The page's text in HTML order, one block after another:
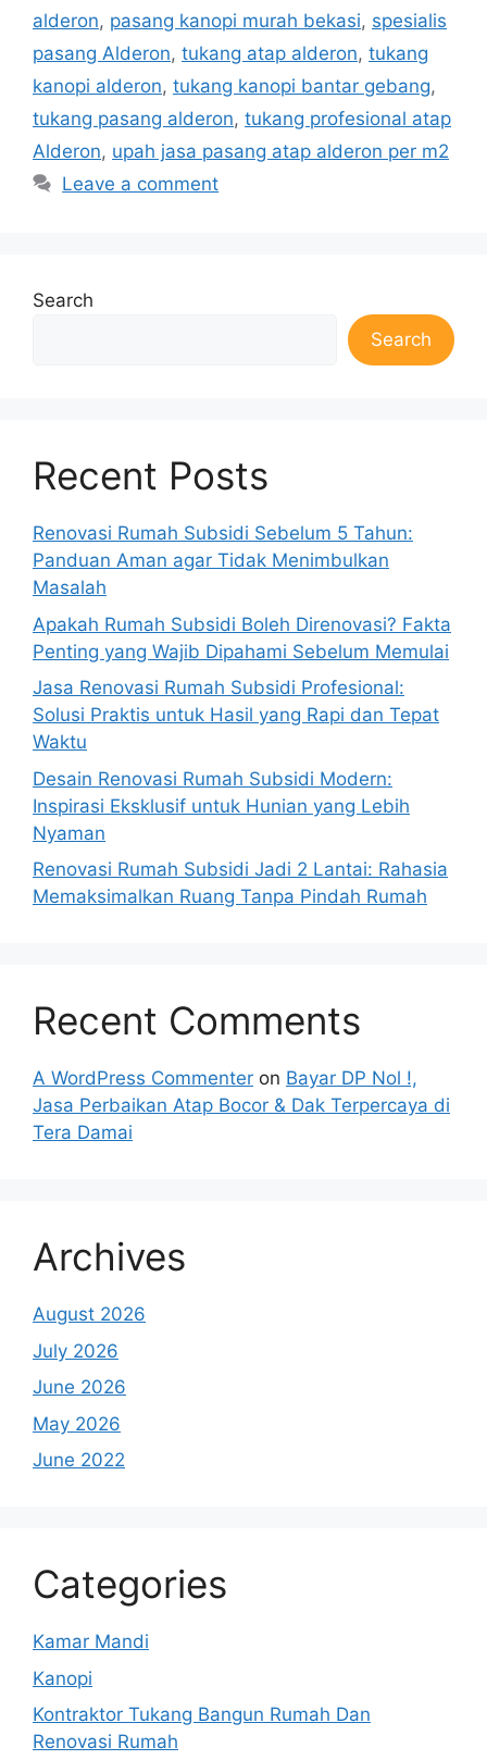
alderon, pasang kanopi murah bekasi, spesialis
pasang Alderon, tukang atap alderon, tukang
kanopi alderon, tukang kanopi bantar gebang,
tukang pasang alderon, tukang profesional atap
Alderon, upah jasa pasang atap alderon per m2
Leave a comment
Search
Search
Recent Posts
Renovasi Rumah Subsidi Sebelum 5 Tahun:
Panduan Aman agar Tidak Menimbulkan
Masalah
Apakah Rumah Subsidi Boleh Direnovasi? Fakta
Penting yang Wajib Dipahami Sebelum Memulai
Jasa Renovasi Rumah Subsidi Profesional:
Solusi Praktis untuk Hasil yang Rapi dan Tepat
Waktu
Desain Renovasi Rumah Subsidi Modern:
Inspirasi Eksklusif untuk Hunian yang Lebih
Nyaman
Renovasi Rumah Subsidi Jadi 2 Lantai: Rahasia
Memaksimalkan Ruang Tanpa Pindah Rumah
Recent Comments
A WordPress Commenter on Bayar DP Nol !,
Jasa Perbaikan Atap Bocor & Dak Terpercaya di
Tera Damai
Archives
August 2026
July 2026
June 2026
May 2026
June 2022
Categories
Kamar Mandi
Kanopi
Kontraktor Tukang Bangun Rumah Dan
Renovasi Rumah